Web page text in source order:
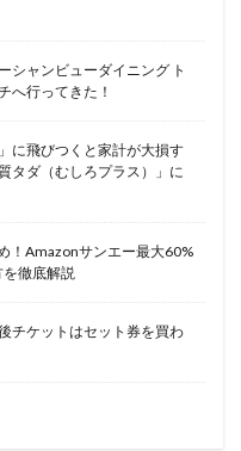
シャンビューダイニング ト
へ行ってきた！
に飛びつくと家計が大損す
タダ（むしろプラス）」に
！Amazonサンエー最大60%
徹底解説
チケットはセット券を買わ